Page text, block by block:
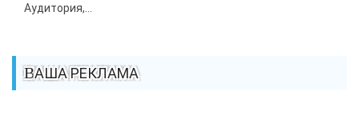
Аудитория,...
ВАША РЕКЛАМА